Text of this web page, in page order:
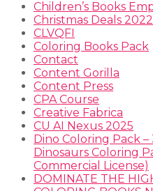
Children’s Books
Christmas Deals 2022
CLVQFI
Coloring Books Pack
Contact
Content Gorilla
Content Press
CPA Course
Creative Fabrica
CU AI Nexus 2025
Dino Coloring Pack
Dinosaurs Coloring
Commercial License)
DOMINATE THE